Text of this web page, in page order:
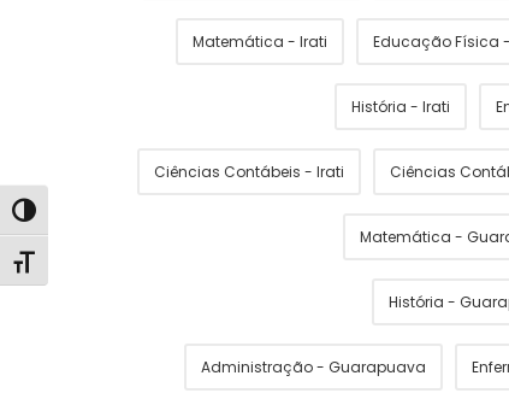
Alternar alto contraste
Alternar tamanho da fonte
Matemática - Irati Educação Física
História - Irati
Ciências Contábeis - Irati Ciências
Matemática -
História -
Administração - Guarapuava